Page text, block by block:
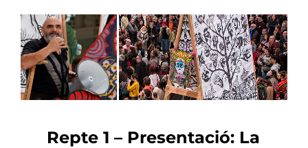
Repte 1 – Presentació: La